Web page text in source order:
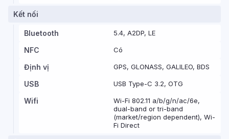
Kết nối
Bluetooth 5.4, A2DP, LE
NFC Có
Định vị GPS, GLONASS, GALILEO, BDS
USB USB Type-C 3.2, OTG
Wifi
Wi-Fi 802.11 a/b/g/n/ac/6e,
dual-band or tri-band
(market/region dependent), Wi-
Fi Direct